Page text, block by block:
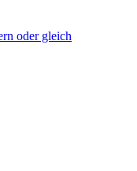
oder gleich